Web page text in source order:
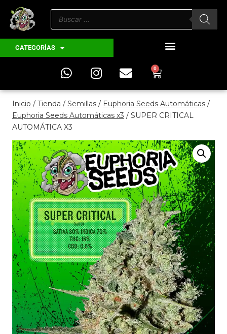
CATEGORÍAS
0
Inicio / Tienda / Semillas / Euphoria Seeds Automáticas /
Euphoria Seeds Automáticas x3 / SUPER CRITICAL
AUTOMÁTICA X3